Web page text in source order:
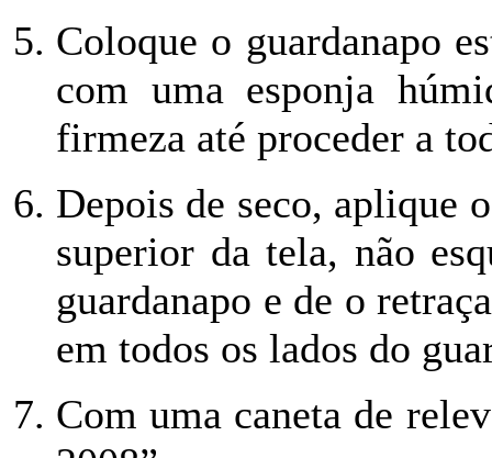
Coloque o guardanapo
com uma esponja
firmeza até proceder a
Depois de seco, aplique
superior da tela, não
guardanapo e de o
em todos os lados do
Com uma caneta de